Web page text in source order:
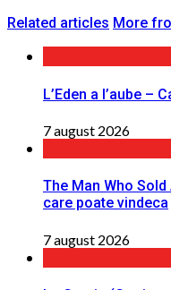
Related articles More
L’Eden a I’aube –
7 august 2026
The Man Who
care poate vindeca
7 august 2026